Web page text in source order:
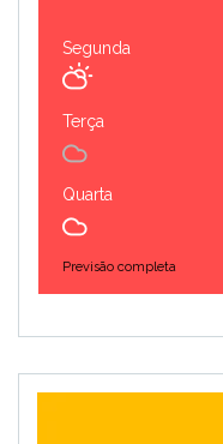
Segunda
Terça
Quarta
Previsão completa